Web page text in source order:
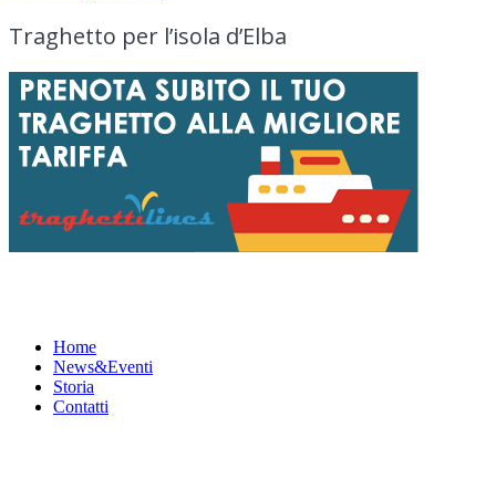
Traghetto per l’isola d’Elba
Home
News&Eventi
Storia
Contatti